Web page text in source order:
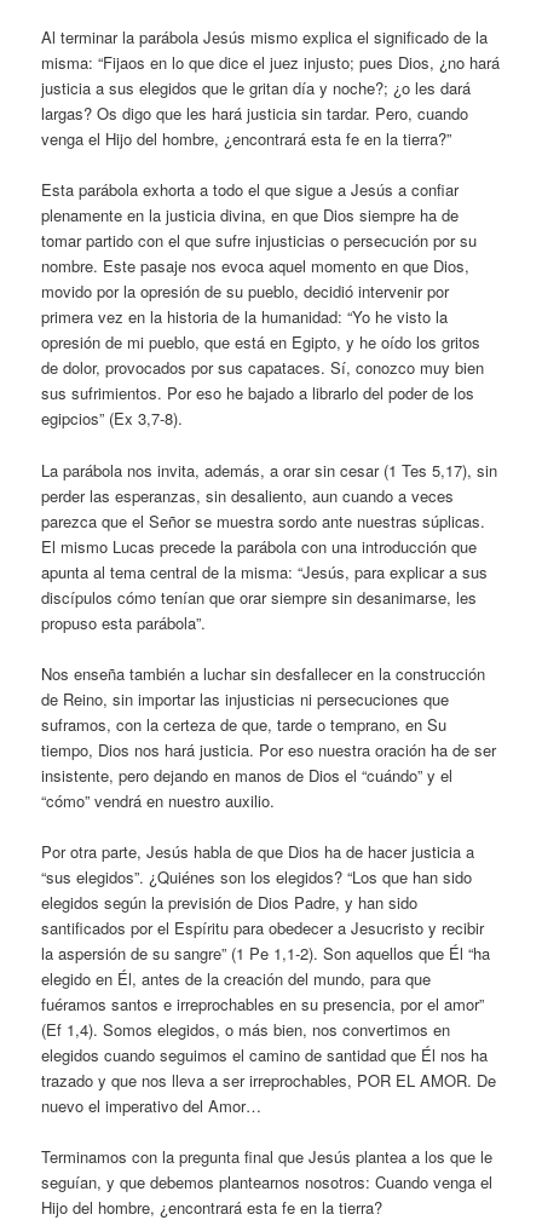
Al terminar la parábola Jesús mismo explica el significado de la
misma: “Fijaos en lo que dice el juez injusto; pues Dios, ¿no hará
justicia a sus elegidos que le gritan día y noche?; ¿o les dará
largas? Os digo que les hará justicia sin tardar. Pero, cuando
venga el Hijo del hombre, ¿encontrará esta fe en la tierra?”
Esta parábola exhorta a todo el que sigue a Jesús a confiar
plenamente en la justicia divina, en que Dios siempre ha de
tomar partido con el que sufre injusticias o persecución por su
nombre. Este pasaje nos evoca aquel momento en que Dios,
movido por la opresión de su pueblo, decidió intervenir por
primera vez en la historia de la humanidad: “Yo he visto la
opresión de mi pueblo, que está en Egipto, y he oído los gritos
de dolor, provocados por sus capataces. Sí, conozco muy bien
sus sufrimientos. Por eso he bajado a librarlo del poder de los
egipcios” (Ex 3,7-8).
La parábola nos invita, además, a orar sin cesar (1 Tes 5,17), sin
perder las esperanzas, sin desaliento, aun cuando a veces
parezca que el Señor se muestra sordo ante nuestras súplicas.
El mismo Lucas precede la parábola con una introducción que
apunta al tema central de la misma: “Jesús, para explicar a sus
discípulos cómo tenían que orar siempre sin desanimarse, les
propuso esta parábola”.
Nos enseña también a luchar sin desfallecer en la construcción
de Reino, sin importar las injusticias ni persecuciones que
suframos, con la certeza de que, tarde o temprano, en Su
tiempo, Dios nos hará justicia. Por eso nuestra oración ha de ser
insistente, pero dejando en manos de Dios el “cuándo” y el
“cómo” vendrá en nuestro auxilio.
Por otra parte, Jesús habla de que Dios ha de hacer justicia a
“sus elegidos”. ¿Quiénes son los elegidos? “Los que han sido
elegidos según la previsión de Dios Padre, y han sido
santificados por el Espíritu para obedecer a Jesucristo y recibir
la aspersión de su sangre” (1 Pe 1,1-2). Son aquellos que Él “ha
elegido en Él, antes de la creación del mundo, para que
fuéramos santos e irreprochables en su presencia, por el amor”
(Ef 1,4). Somos elegidos, o más bien, nos convertimos en
elegidos cuando seguimos el camino de santidad que Él nos ha
trazado y que nos lleva a ser irreprochables, POR EL AMOR. De
nuevo el imperativo del Amor…
Terminamos con la pregunta final que Jesús plantea a los que le
seguían, y que debemos plantearnos nosotros: Cuando venga el
Hijo del hombre, ¿encontrará esta fe en la tierra?